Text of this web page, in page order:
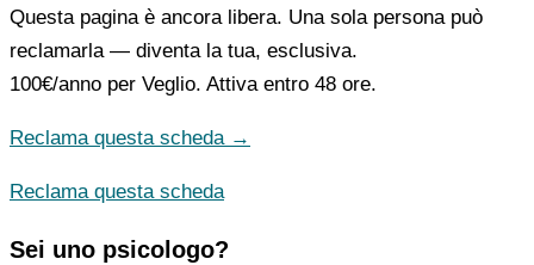
Questa pagina è ancora libera. Una sola persona può
reclamarla — diventa la tua, esclusiva.
100€/anno per Veglio. Attiva entro 48 ore.
Reclama questa scheda →
Reclama questa scheda
Sei uno psicologo?